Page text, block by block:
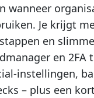
wanneer
Je krijgt
en
en 2FA
instellingen,
– plus een